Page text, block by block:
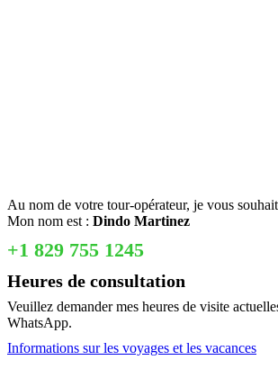
Au nom de votre tour-opérateur, je vous
Mon nom est : Dindo Martinez
+1 829 755 1245
Heures de consultation
Veuillez demander mes heures de visite
WhatsApp.
Informations sur les voyages et les vacances